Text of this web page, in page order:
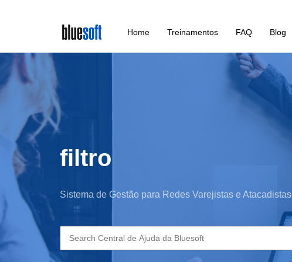
main
content
Home Treinamentos FAQ Blog
filtro
Sistema de Gestão para Redes Varejistas e Atacadistas
Search
for: